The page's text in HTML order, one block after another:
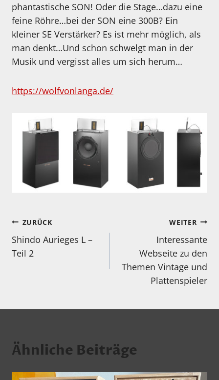
phantastische SON! Oder die Stage…dazu eine
feine Röhre…bei der SON eine 300B? Ein
kleiner SE Verstärker? Es ist mehr möglich, als
man denkt…Und schon schwelgt man in der
Musik und vergisst alles um sich herum…
https://wolfvonlanga.de/
Beitragsnavigation
ZURÜCK
Shindo Aurieges L –
Teil 2
WEITER
Interessante
Webseite zu den
Themen Vintage und
Plattenspieler
Ähnliche Beiträge